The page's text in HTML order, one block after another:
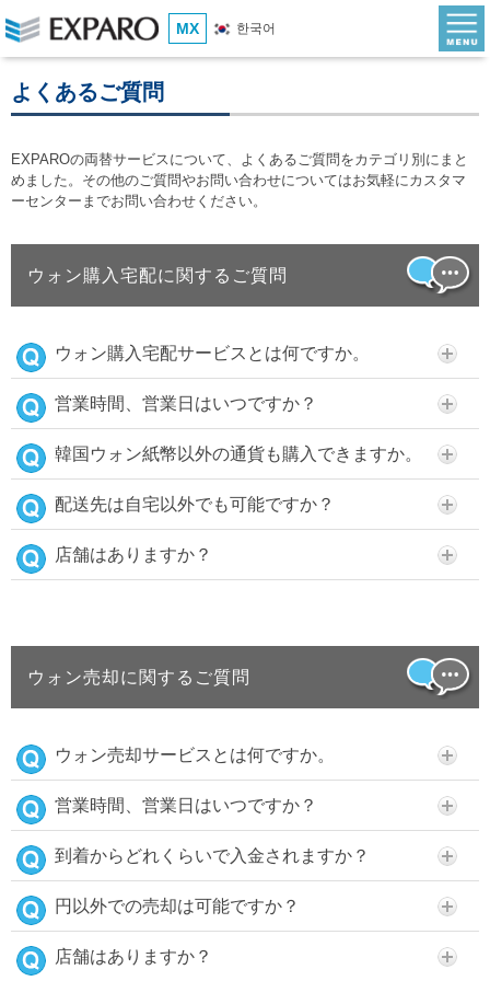
MX 한국어
よくあるご質問
EXPAROの両替サービスについて、よくあるご質問をカテゴリ別にまと
めました。その他のご質問やお問い合わせについてはお気軽にカスタマ
ーセンターまでお問い合わせください。
ウォン購入宅配に関するご質問
ウォン購入宅配サービスとは何ですか。
営業時間、営業日はいつですか？
韓国ウォン紙幣以外の通貨も購入できますか。
配送先は自宅以外でも可能ですか？
店舗はありますか？
ウォン売却に関するご質問
ウォン売却サービスとは何ですか。
営業時間、営業日はいつですか？
到着からどれくらいで入金されますか？
円以外での売却は可能ですか？
店舗はありますか？